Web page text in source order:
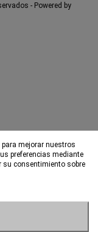
mejorar nuestros
preferencias mediante
su consentimiento sobre
- Powered by